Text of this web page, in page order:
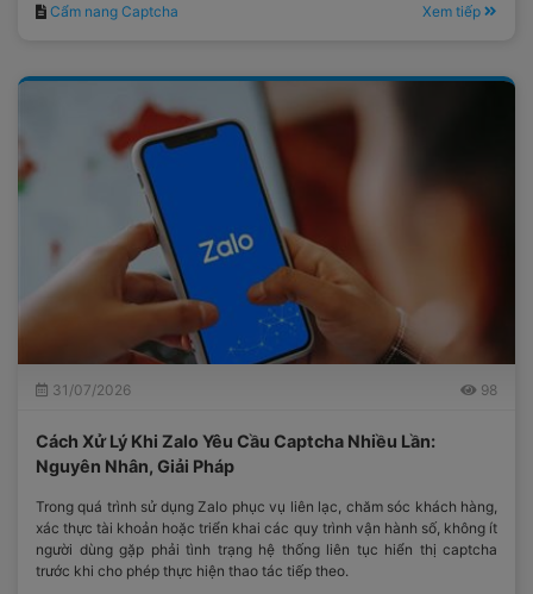
Cẩm nang Captcha
Xem tiếp
31/07/2026 98
Cách Xử Lý Khi Zalo Yêu Cầu Captcha Nhiều Lần:
Nguyên Nhân, Giải Pháp
Trong quá trình sử dụng Zalo phục vụ liên lạc, chăm sóc khách hàng,
xác thực tài khoản hoặc triển khai các quy trình vận hành số, không ít
người dùng gặp phải tình trạng hệ thống liên tục hiển thị captcha
trước khi cho phép thực hiện thao tác tiếp theo.